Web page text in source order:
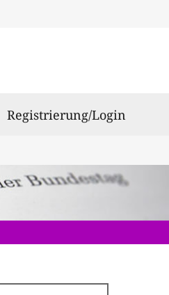
Registrierung/Login